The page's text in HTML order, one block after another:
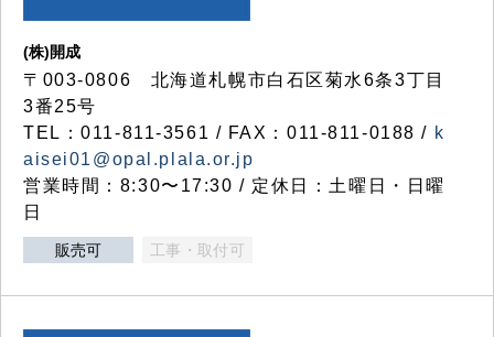
(株)開成
〒003-0806 北海道札幌市白石区菊水6条3丁目
3番25号
TEL：011-811-3561 / FAX：011-811-0188 / k
aisei01@opal.plala.or.jp
営業時間：8:30〜17:30 / 定休日：土曜日・日曜
日
販売可 工事・取付可